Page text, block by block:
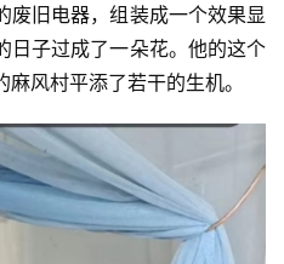
废旧电器，组装成一个效果显
日子过成了一朵花。他的这个
风村平添了若干的生机。